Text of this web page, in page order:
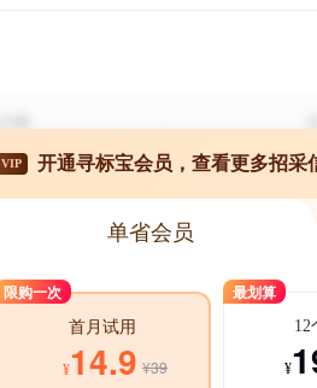
VIP 开通寻标宝会员，查看更多招采
单省会员
限购一次
首月试用
¥14.9 ¥39
最划算
12
¥